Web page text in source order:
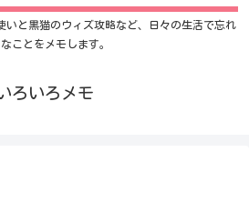
いと黒猫のウィズ攻略など、日々の生活で忘れ
ことをメモします。
ろいろメモ